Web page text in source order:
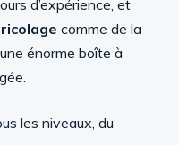
d’expérience, et
comme de la
énorme boîte à
les niveaux, du